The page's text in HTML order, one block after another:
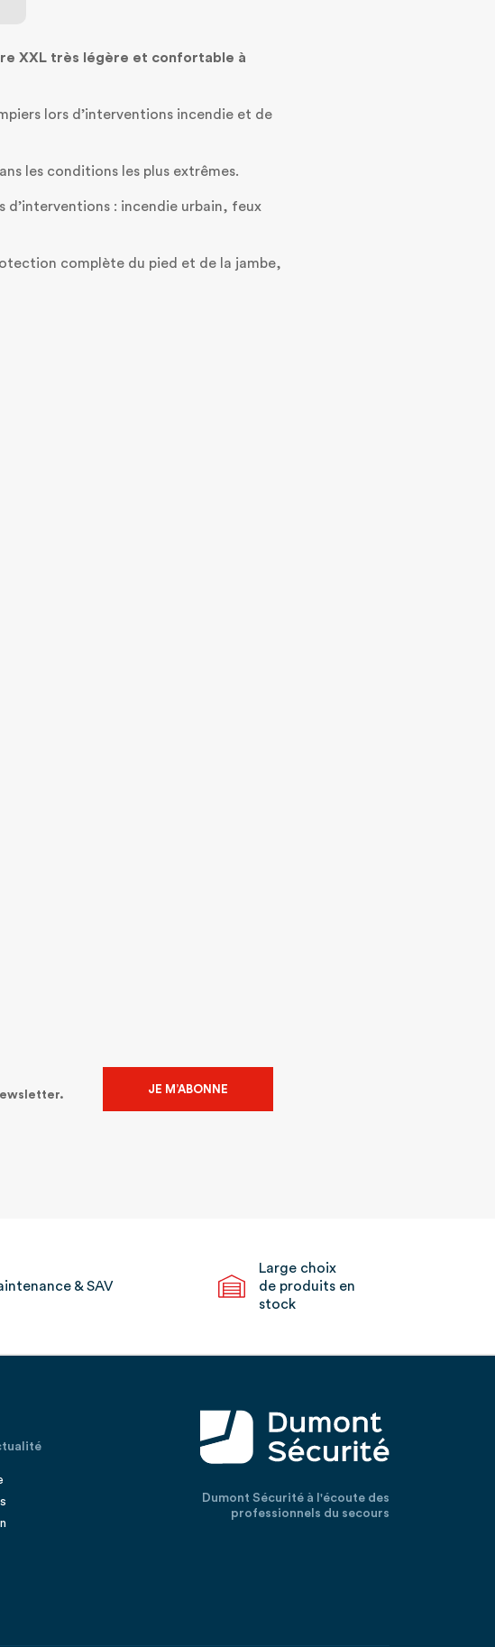
XXL très légère et confortable à
lors d’interventions incendie et de
les conditions les plus extrêmes.
d’interventions : incendie urbain, feux
complète du pied et de la jambe,
JE M’ABONNE
& SAV
Large choix
de produits en
stock
Dumont Sécurité à l'écoute des
professionnels du secours